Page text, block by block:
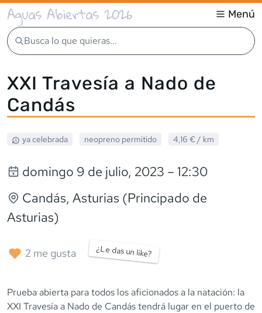
Aguas Abiertas 2026 Menú
Busca lo que quieras...
XXI Travesía a Nado de
Candás
ya celebrada neopreno permitido 4,16 € / km
domingo 9 de julio, 2023 – 12:30
Candás, Asturias (Principado de
Asturias)
2 me gusta ¿Le das un like?
Prueba abierta para todos los aficionados a la natación: la
XXI Travesía a Nado de Candás tendrá lugar en el puerto de